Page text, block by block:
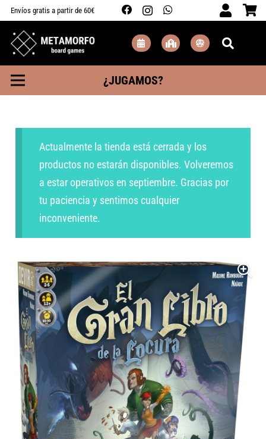
Envíos gratis a partir de 60€
¿JUGAMOS?
Actualmente la tienda está cerrada y los
productos no estarán disponibles. Volveremos
a estar operativos en septiembre. Gracias por
tu paciencia y sentimos cualquier
inconveniente.